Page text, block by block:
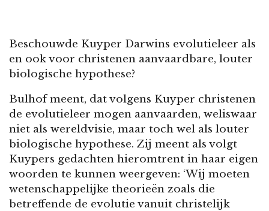
Beschouwde Kuyper Darwins evolutieleer als
en ook voor christenen aanvaardbare, louter
biologische hypothese?
Bulhof meent, dat volgens Kuyper christenen
de evolutieleer mogen aanvaarden, weliswaar
niet als wereldvisie, maar toch wel als louter
biologische hypothese. Zij meent als volgt
Kuypers gedachten hieromtrent in haar eigen
woorden te kunnen weergeven: ‘Wij moeten
wetenschappelijke theorieën zoals die
betreffende de evolutie vanuit christelijk